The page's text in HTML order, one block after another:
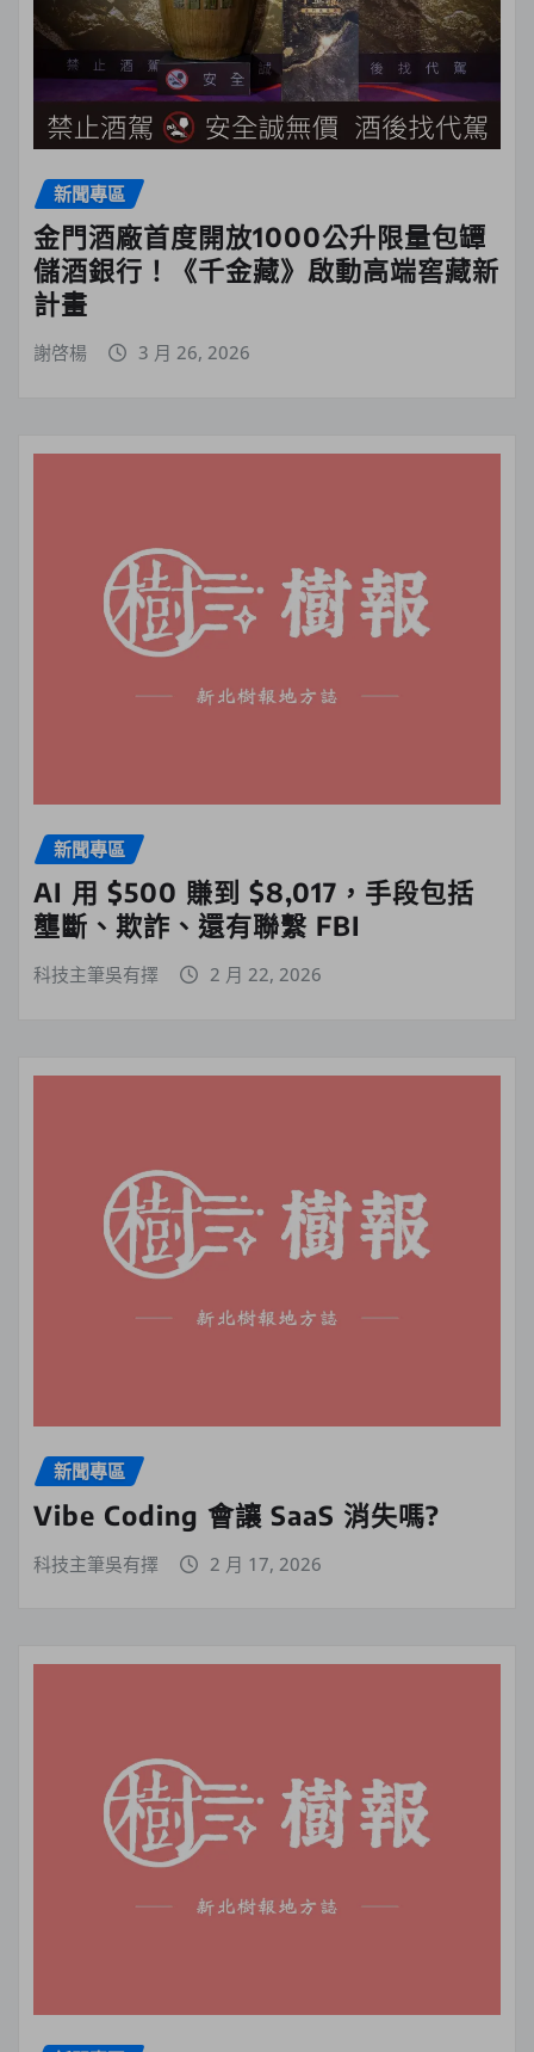
新聞專區
金門酒廠首度開放1000公升限量包罈
儲酒銀行！《千金藏》啟動高端窖藏新
計畫
謝啓楊 3 月 26, 2026
新聞專區
AI 用 $500 賺到 $8,017，手段包括
壟斷、欺詐、還有聯繫 FBI
科技主筆吳有擇 2 月 22, 2026
新聞專區
Vibe Coding 會讓 SaaS 消失嗎?
科技主筆吳有擇 2 月 17, 2026